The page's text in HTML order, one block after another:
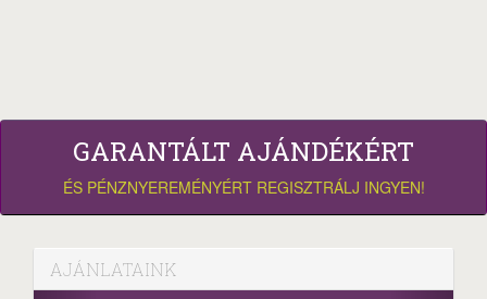
GARANTÁLT AJÁNDÉKÉRT
ÉS PÉNZNYEREMÉNYÉRT REGISZTRÁLJ INGYEN!
AJÁNLATAINK